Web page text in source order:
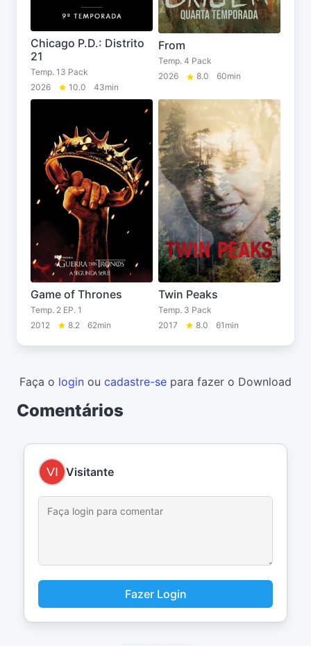
Chicago P.D.: Distrito
21
Temp. 13 Pack
2026
10.0 43min
From
Temp. 4 Pack
2026
8.0 60min
Game of Thrones
Temp. 2 EP. 1
2012
8.2 62min
Twin Peaks
Temp. 3 Pack
2017
8.0 61min
Faça o login ou cadastre-se para fazer o Download
Comentários
Visitante
Fazer Login